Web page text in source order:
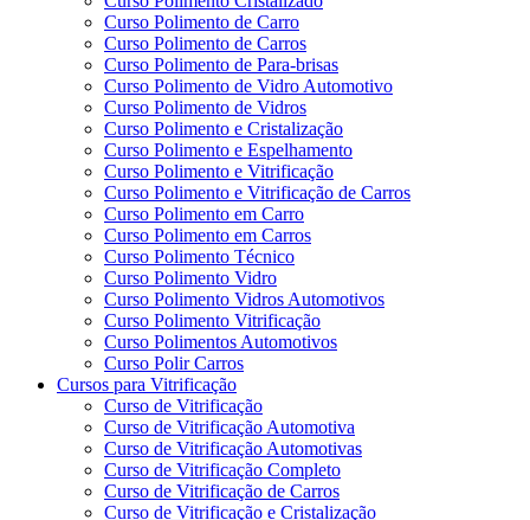
Curso Polimento de Carro
Curso Polimento de Carros
Curso Polimento de Para-brisas
Curso Polimento de Vidro Automotivo
Curso Polimento de Vidros
Curso Polimento e Cristalização
Curso Polimento e Espelhamento
Curso Polimento e Vitrificação
Curso Polimento e Vitrificação de Carros
Curso Polimento em Carro
Curso Polimento em Carros
Curso Polimento Técnico
Curso Polimento Vidro
Curso Polimento Vidros Automotivos
Curso Polimento Vitrificação
Curso Polimentos Automotivos
Curso Polir Carros
Cursos para Vitrificação
Curso de Vitrificação
Curso de Vitrificação Automotiva
Curso de Vitrificação Automotivas
Curso de Vitrificação Completo
Curso de Vitrificação de Carros
Curso de Vitrificação e Cristalização